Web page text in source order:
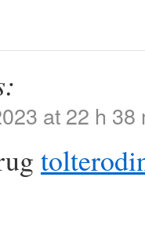
at 22 h 38